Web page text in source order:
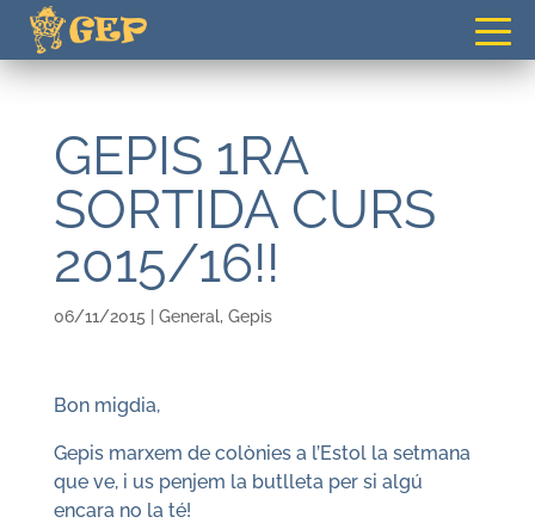
GEPIS 1RA
SORTIDA CURS
2015/16!!
06/11/2015 General, Gepis
Bon migdia,
Gepis marxem de colònies a l’Estol la setmana
que ve, i us penjem la butlleta per si algú
encara no la té!